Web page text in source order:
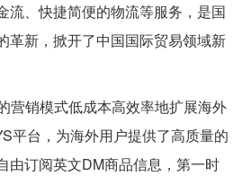
流、快捷简便的物流等服务，是国
革新，掀开了中国国际贸易领域新
营销模式低成本高效率地扩展海外
平台，为海外用户提供了高质量的
由订阅英文DM商品信息，第一时